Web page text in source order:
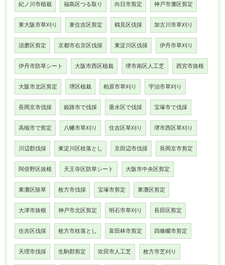
紀ノ川市植栽 福島区つる取り 向日市剪定 神戸市灘区剪定
東大阪市草刈り 東住吉区剪定 鶴見区伐採 加古川市草刈り
須磨区剪定 京都市右京区伐採 東淀川区伐採 伊丹市草刈り
伊丹市防草シート 大阪市西区植栽 堺市南区人工芝 西宮市抜根
大阪市北区剪定 堺区植栽 柏原市草刈り 宇治市草刈り
長岡京市伐採 姫路市で伐採 垂水区で伐採 宝塚市で伐採
高槻市で剪定 八幡市草刈り 住吉区草刈り 堺市西区草刈り
川辺郡伐採 東淀川区枝落とし 京田辺市伐採 長岡京市剪定
阿倍野区抜根 天王寺区防草シート 大阪市中央区剪定
東灘区除草 枚方市伐採 宝塚市剪定 東灘区剪定
大津市抜根 神戸市北区剪定 明石市草刈り 長田区剪定
住吉区伐採 枚方市枝落とし 富田林市剪定 四條畷市剪定
天理市伐採 生駒郡剪定 吹田市人工芝 枚方市芝刈り